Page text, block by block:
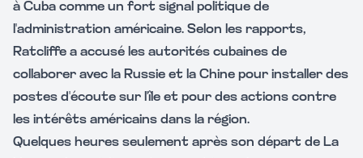
à Cuba comme un fort signal politique de
l'administration américaine. Selon les rapports,
Ratcliffe a accusé les autorités cubaines de
collaborer avec la Russie et la Chine pour installer des
postes d'écoute sur l'île et pour des actions contre
les intérêts américains dans la région.
Quelques heures seulement après son départ de La